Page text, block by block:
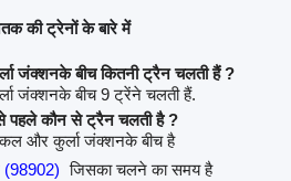
की ट्रेनों के बारे में
जंक्शनके बीच कितनी ट्रैन चलती हैं ?
जंक्शनके बीच 9 ट्रेंने चलती हैं.
कौन से ट्रैन चलती है ?
और कुर्ला जंक्शनके बीच है
जिसका चलने का समय है